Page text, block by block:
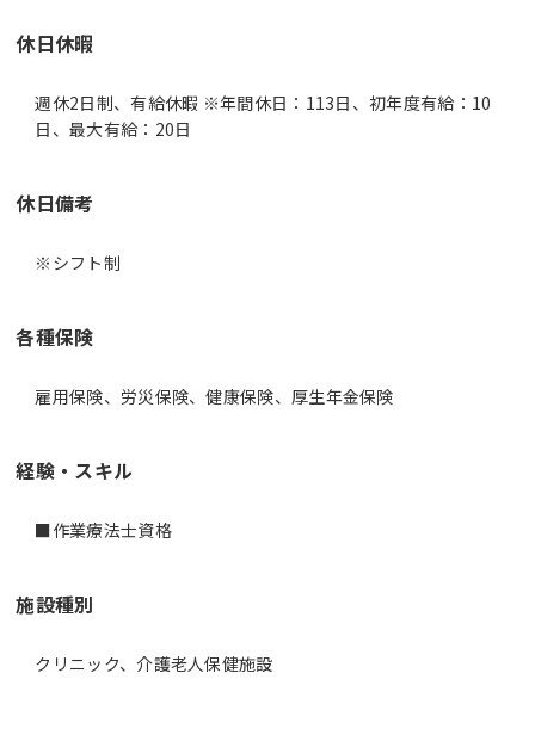
休日休暇
週休2日制、有給休暇 ※年間休日：113日、初年度有給：10
日、最大有給：20日
休日備考
※シフト制
各種保険
雇用保険、労災保険、健康保険、厚生年金保険
経験・スキル
■作業療法士資格
施設種別
クリニック、介護老人保健施設